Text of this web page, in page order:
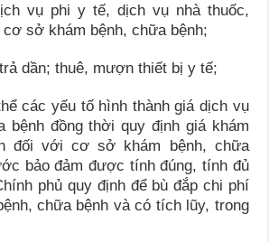
vụ phi y tế, dịch vụ nhà thuốc,
cơ sở khám bệnh, chữa bệnh;
dần; thuê, mượn thiết bị y tế;
các yếu tố hình thành giá dịch vụ
bệnh đồng thời quy định giá khám
đối với cơ sở khám bệnh, chữa
bảo đảm được tính đúng, tính đủ
phủ quy định để bù đắp chi phí
chữa bệnh và có tích lũy, trong